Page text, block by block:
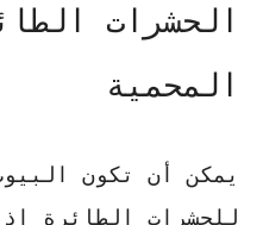
الحشرات
المحمية
يمكن أن تكون
للحشرات الطائرة